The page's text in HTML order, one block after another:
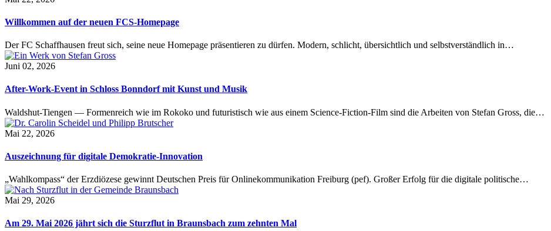
Willkommen auf der neuen FCS-Homepage
Der FC Schaffhausen freut sich, seine neue Homepage präsentieren zu dürfen. Modern, schlicht, übersichtlich und selbstverständlich in…
Juni 02, 2026
After-Work-Event in Schloss Bonndorf mit Kunst und Musik
Waldshut-Tiengen — Formenreich wie im Rokoko und futuristisch wie aus einem Science-Fiction-Film sind die Arbeiten von Stefan Gross, die…
Mai 22, 2026
Auszeichnung für digitale Demokratie-Innovation
„Wahlkompass“ der Erzdiözese gewinnt Deutschen Preis für Onlinekommunikation Freiburg (pef). Großer Erfolg für die digitale politische…
Mai 29, 2026
Am 29. Mai 2026 jährt sich die Sturzflut in Braunsbach zum zehnten Mal